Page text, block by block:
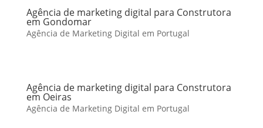
Agência de marketing digital para Construtora
em Gondomar
Agência de Marketing Digital em Portugal
Agência de marketing digital para Construtora
em Oeiras
Agência de Marketing Digital em Portugal